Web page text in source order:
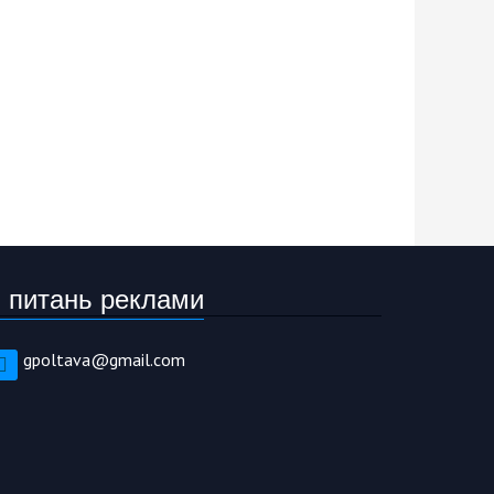
реклами
gpoltava@gmail.com